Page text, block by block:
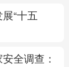
“十五
全调查：